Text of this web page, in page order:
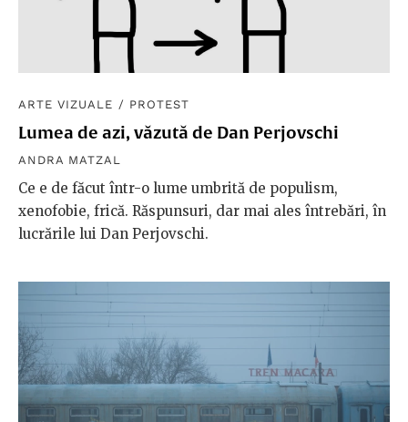
ARTE VIZUALE / PROTEST
Lumea de azi, văzută de Dan Perjovschi
ANDRA MATZAL
Ce e de făcut într-o lume umbrită de populism,
xenofobie, frică. Răspunsuri, dar mai ales întrebări, în
lucrările lui Dan Perjovschi.